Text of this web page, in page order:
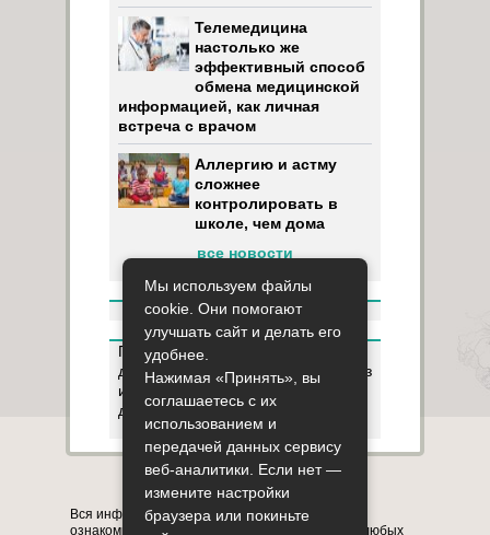
Телемедицина
настолько же
эффективный способ
обмена медицинской
информацией, как личная
встреча с врачом
Аллергию и астму
сложнее
контролировать в
школе, чем дома
все новости
Пользуясь данным ресурсом вы
даёте разрешение на сбор, анализ
и хранение своих персональных
данных согласно Правилам
Карта сайта О сайте Контакты
Вся информация на сайте представлена в
ознакомительных целях. Перед применением любых
Мы используем файлы
cookie. Они помогают
улучшать сайт и делать его
удобнее.
Нажимая «Принять», вы
соглашаетесь с их
использованием и
передачей данных сервису
веб-аналитики. Если нет —
измените настройки
браузера или покиньте